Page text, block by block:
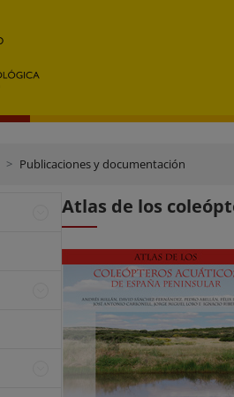
Publicaciones y documentación
Atlas de los